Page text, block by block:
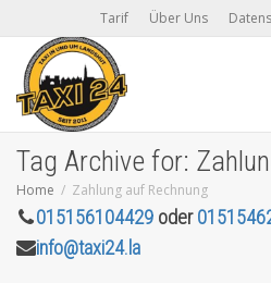
Tarif Über Uns
Tag Archive for:
Home Zahlung auf Rechnung
015156104429 oder
info@taxi24.la